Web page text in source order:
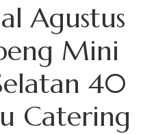
Agustus
Mini
40
Catering